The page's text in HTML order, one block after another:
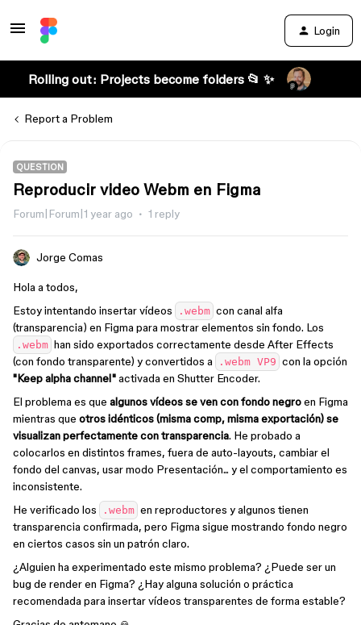
Login
Rolling out: Projects become folders 📂 ✨
Report a Problem
QUESTION
Reproducir video Webm en Figma
Forum|Forum|1 year ago 1 reply
Jorge Comas
Hola a todos,
Estoy intentando insertar vídeos
.webm con canal alfa
(transparencia) en Figma para mostrar elementos sin fondo. Los
.webm han sido exportados correctamente desde After Effects
(con fondo transparente) y convertidos a
.webm VP9 con la opción
"Keep alpha channel"activada en Shutter Encoder.
El problema es que algunos vídeos se ven con fondo negroen Figma
mientras que otros idénticos (misma comp, misma exportación) se
visualizan perfectamente con transparencia. He probado a
colocarlos en distintos frames, fuera de auto-layouts, cambiar el
fondo del canvas, usar modo Presentación... y el comportamiento es
inconsistente.
He verificado los
.webm en reproductores y algunos tienen
transparencia confirmada, pero Figma sigue mostrando fondo negro
en ciertos casos sin un patrón claro.
¿Alguien ha experimentado este mismo problema? ¿Puede ser un
bug de render en Figma? ¿Hay alguna solución o práctica
recomendada para insertar vídeos transparentes de forma estable?